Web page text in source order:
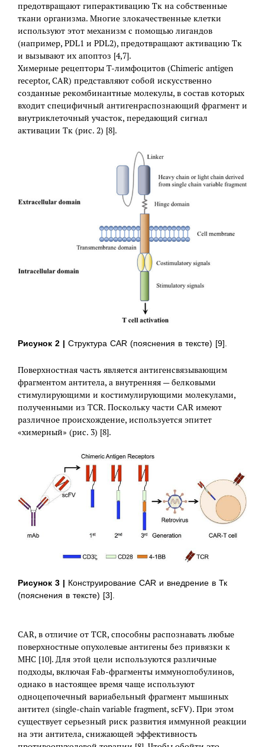
предотвращают гиперактивацию Тк на собственные
ткани организма. Многие злокачественные клетки
используют этот механизм с помощью лигандов
(например, PDL1 и PDL2), предотвращают активацию Тк
и вызывают их апоптоз [4,7].
Химерные рецепторы Т-лимфоцитов (Chimeric antigen
receptor, CAR) представляют собой искусственно
созданные рекомбинантные молекулы, в состав которых
входит специфичный антигенраспознающий фрагмент и
внутриклеточный участок, передающий сигнал
активации Тк (рис. 2) [8].
Рисунок 2 | Структура CAR (пояснения в тексте) [9].
Поверхностная часть является антигенсвязывающим
фрагментом антитела, а внутренняя — белковыми
стимулирующими и костимулирующими молекулами,
полученными из TCR. Поскольку части CAR имеют
различное происхождение, используется эпитет
«химерный» (рис. 3) [8].
Рисунок 3 | Конструирование CAR и внедрение в Тк
(пояснения в тексте) [3].
CAR, в отличие от TCR, способны распознавать любые
поверхностные опухолевые антигены без привязки к
MHC [10]. Для этой цели используются различные
подходы, включая Fab-фрагменты иммуноглобулинов,
однако в настоящее время чаще используют
одноцепочечный вариабельный фрагмент мышиных
антител (single-chain variable fragment, scFV). При этом
существует серьезный риск развития иммунной реакции
на эти антитела, снижающей эффективность